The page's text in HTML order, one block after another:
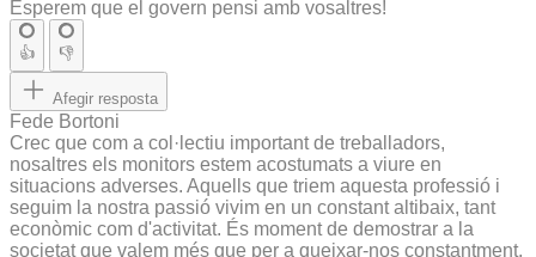
Esperem que el govern pensi amb vosaltres!
👍 👎
Afegir resposta
Fede Bortoni
Crec que com a col·lectiu important de treballadors,
nosaltres els monitors estem acostumats a viure en
situacions adverses. Aquells que triem aquesta professió i
seguim la nostra passió vivim en un constant altibaix, tant
econòmic com d'activitat. És moment de demostrar a la
societat que valem més que per a queixar-nos constantment.